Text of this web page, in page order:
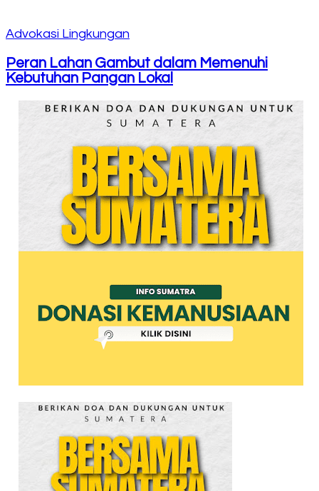
Advokasi Lingkungan
Peran Lahan Gambut dalam Memenuhi
Kebutuhan Pangan Lokal